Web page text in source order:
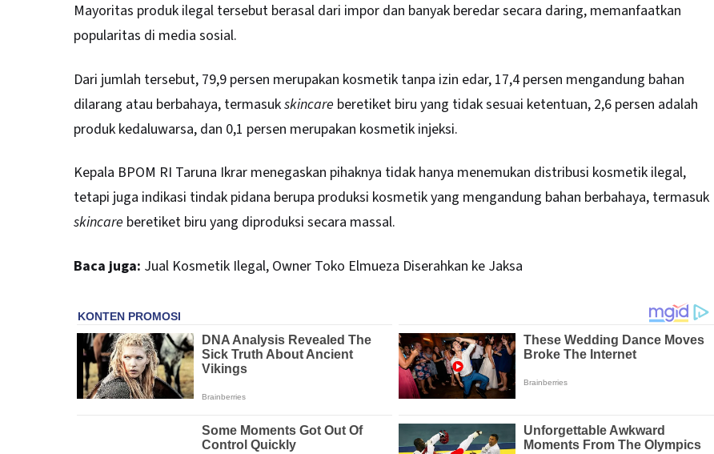
Mayoritas produk ilegal tersebut berasal dari impor dan banyak beredar secara daring, memanfaatkan
popularitas di media sosial.
Dari jumlah tersebut, 79,9 persen merupakan kosmetik tanpa izin edar, 17,4 persen mengandung bahan
dilarang atau berbahaya, termasukskincare beretiket biru yang tidak sesuai ketentuan, 2,6 persen adalah
produk kedaluwarsa, dan 0,1 persen merupakan kosmetik injeksi.
Kepala BPOM RI Taruna Ikrar menegaskan pihaknya tidak hanya menemukan distribusi kosmetik ilegal,
tetapi juga indikasi tindak pidana berupa produksi kosmetik yang mengandung bahan berbahaya, termasuk
skincare beretiket biru yang diproduksi secara massal.
Baca juga: Jual Kosmetik Ilegal, Owner Toko Elmueza Diserahkan ke Jaksa